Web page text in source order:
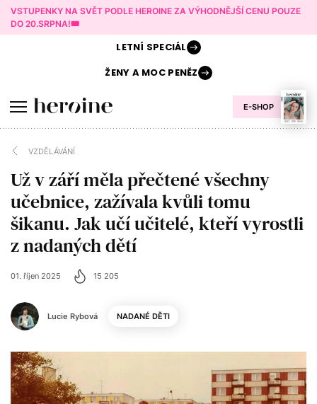
VSTUPENKY NA SVĚT PODLE HEROINE ZA VÝHODNĚJŠÍ CENU POUZE
DO 20.SRPNA!🎟️
E-SHOP
LETNÍ SPECIÁL
ŽENY AMOC PENĚZ
VZDĚLÁVÁNÍ
Už v září měla přečtené všechny
učebnice, zažívala kvůli tomu
šikanu. Jak učí učitelé, kteří vyrostli
z nadaných dětí
Lucie Rybová
01. říjen 2025 15 205
NADANÉ DĚTI